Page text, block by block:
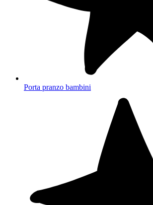
Porta pranzo bambini